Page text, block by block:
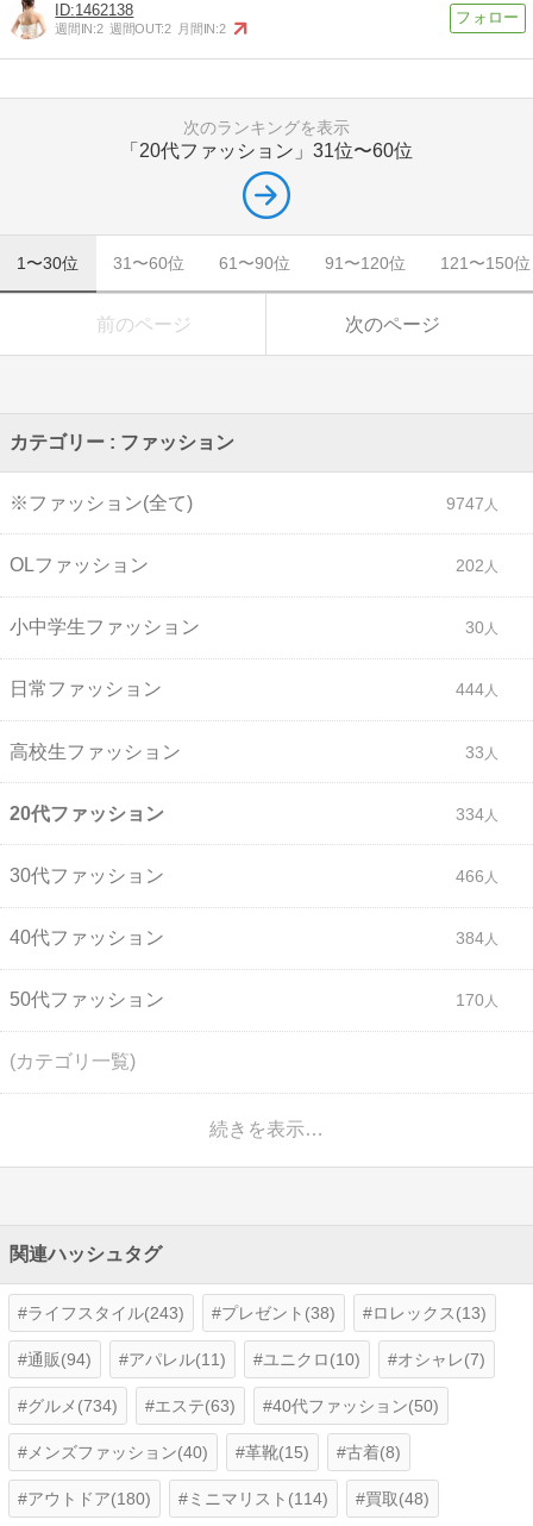
1462138
週間IN:2 週間OUT:2 月間IN:2
次のランキングを表示
「20代ファッション」 31位〜60位
1〜30位 31〜60位 61〜90位 91〜120位 121〜150位
前のページ 次のページ
カテゴリー : ファッション
※ファッション(全て) 9747
OLファッション 202
小中学生ファッション 30
日常ファッション 444
高校生ファッション 33
20代ファッション 334
30代ファッション 466
40代ファッション 384
50代ファッション 170
(カテゴリ一覧)
続きを表示…
関連ハッシュタグ
ライフスタイル(243) プレゼント(38) ロレックス(13)
通販(94) アパレル(11) ユニクロ(10) オシャレ(7)
グルメ(734) エステ(63) 40代ファッション(50)
メンズファッション(40) 革靴(15) 古着(8)
アウトドア(180) ミニマリスト(114) 買取(48)